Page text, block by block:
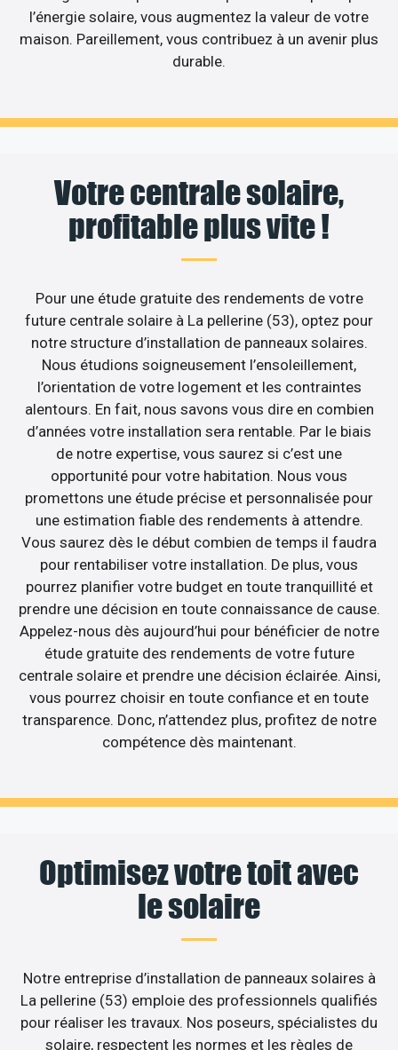
l’énergie solaire, vous augmentez la valeur de votre
maison. Pareillement, vous contribuez à un avenir plus
durable.
Votre centrale solaire,
profitable plus vite !
Pour une étude gratuite des rendements de votre
future centrale solaire à La pellerine (53), optez pour
notre structure d’installation de panneaux solaires.
Nous étudions soigneusement l’ensoleillement,
l’orientation de votre logement et les contraintes
alentours. En fait, nous savons vous dire en combien
d’années votre installation sera rentable. Par le biais
de notre expertise, vous saurez si c’est une
opportunité pour votre habitation. Nous vous
promettons une étude précise et personnalisée pour
une estimation fiable des rendements à attendre.
Vous saurez dès le début combien de temps il faudra
pour rentabiliser votre installation. De plus, vous
pourrez planifier votre budget en toute tranquillité et
prendre une décision en toute connaissance de cause.
Appelez-nous dès aujourd’hui pour bénéficier de notre
étude gratuite des rendements de votre future
centrale solaire et prendre une décision éclairée. Ainsi,
vous pourrez choisir en toute confiance et en toute
transparence. Donc, n’attendez plus, profitez de notre
compétence dès maintenant.
Optimisez votre toit avec
le solaire
Notre entreprise d’installation de panneaux solaires à
La pellerine (53) emploie des professionnels qualifiés
pour réaliser les travaux. Nos poseurs, spécialistes du
solaire, respectent les normes et les règles de